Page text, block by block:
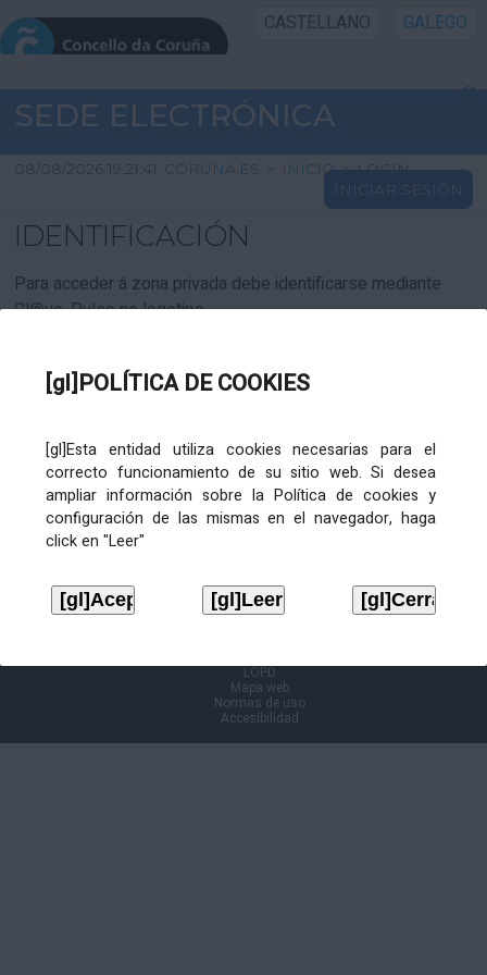
[gl]POLÍTICA DE COOKIES
[gl]Esta entidad utiliza cookies necesarias para el
correcto funcionamiento de su sitio web. Si desea
ampliar información sobre la Política de cookies y
configuración de las mismas en el navegador, haga
click en "Leer"
CASTELLANO GALEGO
INICIO SEDE
INICIO
INFORMACIÓN PÚBLICA
CARTAFOL CIDADÁN
SEDE ELECTRÓNICA
08/08/2026 19:21:41 CORUNA.ES > INICIO > LOGIN
INICIAR SESIÓN
IDENTIFICACIÓN
Para acceder á zona privada debe identificarse mediante
Cl@ve. Pulse no logotipo
LOPD
Mapa web
Normas de uso
Accesibilidad